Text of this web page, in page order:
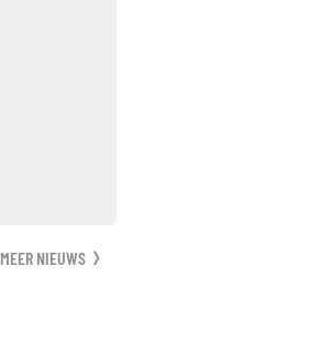
MEER NIEUWS